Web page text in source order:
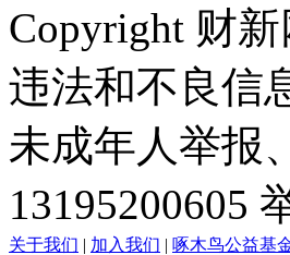
Copyright 财
违法和不良信
未成年人举报
13195200605
关于我们 | 加入我们 | 啄木鸟公益基